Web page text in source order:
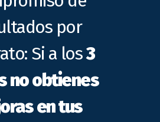
por
Si a los3
no obtienes
en tus